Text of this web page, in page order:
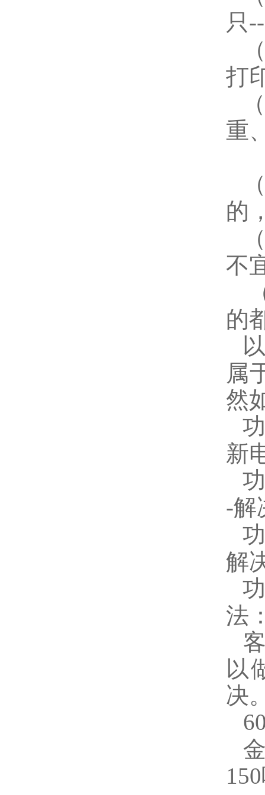
只
打
重
的
不
的
属
然
新
-解
解
法
以
决
150